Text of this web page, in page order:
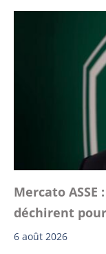
Mercato
déchirent
6 août 2026